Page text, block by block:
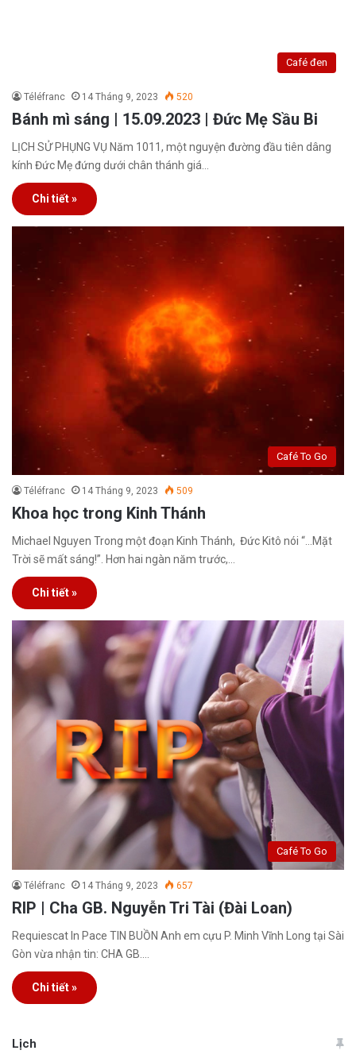
Café đen
Téléfranc 14 Tháng 9, 2023 520
Bánh mì sáng | 15.09.2023 | Đức Mẹ Sầu Bi
LỊCH SỬ PHỤNG VỤ Năm 1011, một nguyện đường đầu tiên dâng
kính Đức Mẹ đứng dưới chân thánh giá…
Chi tiết »
Café To Go
Téléfranc 14 Tháng 9, 2023 509
Khoa học trong Kinh Thánh
Michael Nguyen Trong một đoạn Kinh Thánh, Đức Kitô nói “…Mặt
Trời sẽ mất sáng!”. Hơn hai ngàn năm trước,…
Chi tiết »
Café To Go
Téléfranc 14 Tháng 9, 2023 657
RIP | Cha GB. Nguyễn Tri Tài (Đài Loan)
Requiescat In Pace TIN BUỒN Anh em cựu P. Minh Vĩnh Long tại Sài
Gòn vừa nhận tin: CHA GB.…
Chi tiết »
Lịch